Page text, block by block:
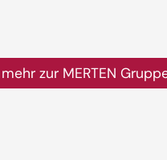
mehr zur MERTEN